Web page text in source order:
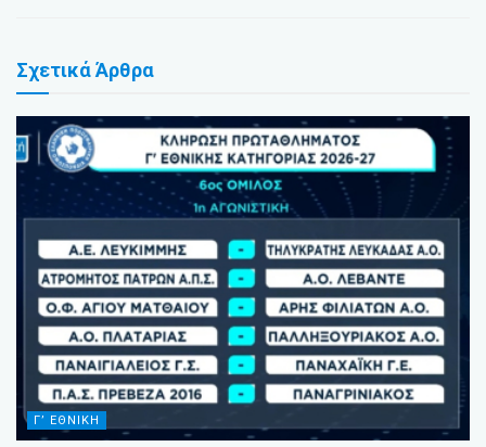
ΣχετικάΆρθρα
Γ’ ΕΘΝΙΚΗ